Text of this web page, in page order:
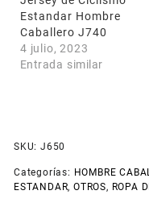
Estandar Hombre
Caballero J740
4 julio, 2023
Entrada similar
SKU: J650
Categorías: HOMBRE
ESTANDAR,OTROS, ROPA